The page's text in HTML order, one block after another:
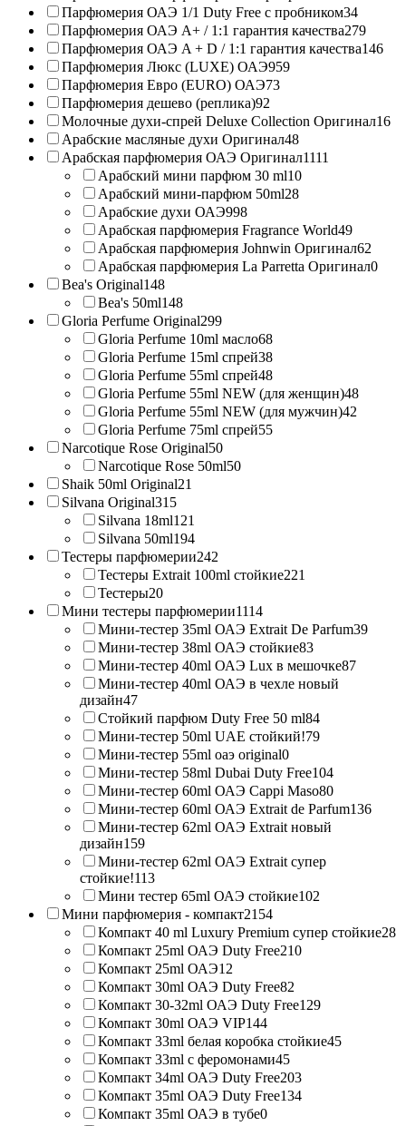
Парфюмерия ОАЭ 1/1 Duty Free с пробником34
Парфюмерия ОАЭ A+ / 1:1 гарантия качества279
Парфюмерия ОАЭ A + D / 1:1 гарантия качества146
Парфюмерия Люкс (LUXE) ОАЭ959
Парфюмерия Евро (EURO) ОАЭ73
Парфюмерия дешево (реплика)92
Молочные духи-спрей Deluxe Collection Оригинал16
Арабские масляные духи Оригинал48
Арабская парфюмерия ОАЭ Оригинал1111
Арабский мини парфюм 30 ml10
Арабский мини-парфюм 50ml28
Арабские духи ОАЭ998
Арабская парфюмерия Fragrance World49
Арабская парфюмерия Johnwin Оригинал62
Арабская парфюмерия La Parretta Оригинал0
Bea's Original148
Bea's 50ml148
Gloria Perfume Original299
Gloria Perfume 10ml масло68
Gloria Perfume 15ml спрей38
Gloria Perfume 55ml спрей48
Gloria Perfume 55ml NEW (для женщин)48
Gloria Perfume 55ml NEW (для мужчин)42
Gloria Perfume 75ml спрей55
Narcotique Rose Original50
Narcotique Rose 50ml50
Shaik 50ml Original21
Silvana Original315
Silvana 18ml121
Silvana 50ml194
Тестеры парфюмерии242
Тестеры Extrait 100ml стойкие221
Тестеры20
Мини тестеры парфюмерии1114
Мини-тестер 35ml ОАЭ Extrait De Parfum39
Мини-тестер 38ml ОАЭ стойкие83
Мини-тестер 40ml ОАЭ Lux в мешочке87
Мини-тестер 40ml ОАЭ в чехле новый
дизайн47
Стойкий парфюм Duty Free 50 ml84
Мини-тестер 50ml UAE стойкий!79
Мини-тестер 55ml оаэ original0
Мини-тестер 58ml Dubai Duty Free104
Мини-тестер 60ml ОАЭ Cappi Maso80
Мини-тестер 60ml ОАЭ Extrait de Parfum136
Мини-тестер 62ml ОАЭ Extrait новый
дизайн159
Мини-тестер 62ml ОАЭ Extrait супер
стойкие!113
Мини тестер 65ml ОАЭ стойкие102
Мини парфюмерия - компакт2154
Компакт 40 ml Luxury Premium супер стойкие28
Компакт 25ml ОАЭ Duty Free210
Компакт 25ml ОАЭ12
Компакт 30ml ОАЭ Duty Free82
Компакт 30-32ml ОАЭ Duty Free129
Компакт 30ml ОАЭ VIP144
Компакт 33ml белая коробка стойкие45
Компакт 33ml с феромонами45
Компакт 34ml ОАЭ Duty Free203
Компакт 35ml ОАЭ Duty Free134
Компакт 35ml ОАЭ в тубе0